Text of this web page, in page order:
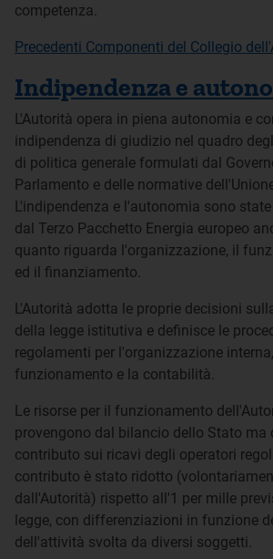
competenza.
Precedenti Componenti del Collegio
Indipendenza e
L'Autorità opera in piena autonomia e
indipendenza di giudizio nel quadro
di politica generale formulati dal
Parlamento e delle normative
L'indipendenza e l'autonomia sono
dal Terzo Pacchetto Energia europeo
quanto riguarda l'organizzazione, il
ed il finanziamento.
L'Autorità adotta le proprie decisioni
della legge istitutiva e definisce le
regolamenti per l'organizzazione
funzionamento e la contabilità.
Le risorse per il funzionamento
provengono dal bilancio dello Stato ma
contributo sui ricavi degli operatori
contributo è stato ridotto
dall'Autorità) rispetto all'1 per mille
legge, con differenziazioni in funzione
dell'attività svolta da diversi soggetti.